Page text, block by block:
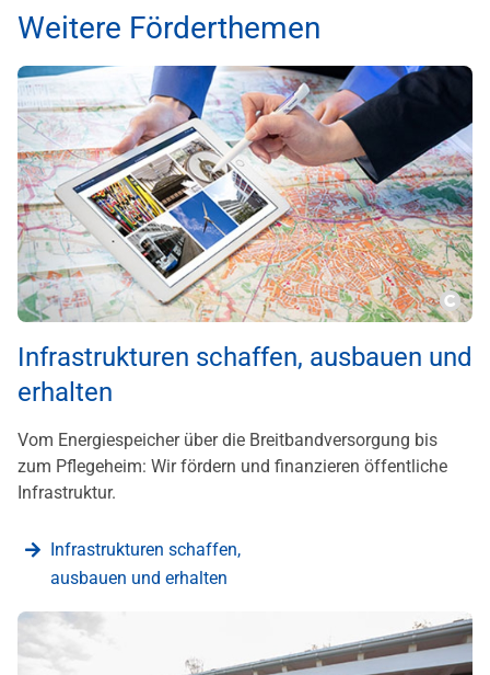
Weitere Förderthemen
Infrastrukturen schaffen, ausbauen und
erhalten
Vom Energiespeicher über die Breitbandversorgung bis
zum Pflegeheim: Wir fördern und finanzieren öffentliche
Infrastruktur.
Infrastrukturen schaffen,
ausbauen und erhalten